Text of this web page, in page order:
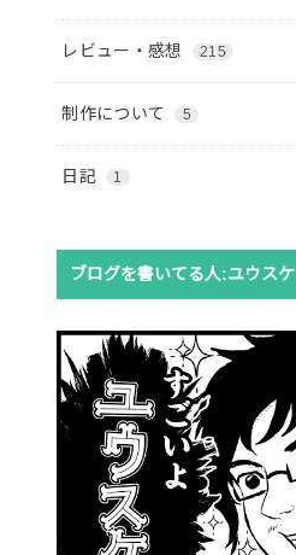
レビュー・感想 215
制作について 5
日記 1
ブログを書いてる人:ユウスケ